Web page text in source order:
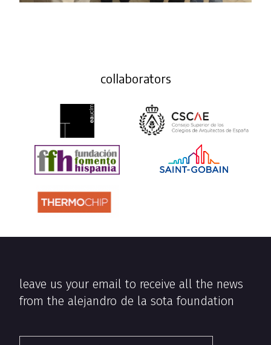
collaborators
leave us your email to receive all the news
from the alejandro de la sota foundation